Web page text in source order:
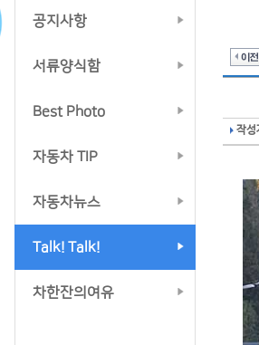
공지사항
서류양식함
Best Photo
자동차 TIP
자동차뉴스
Talk! Talk!
차한잔의여유
작성